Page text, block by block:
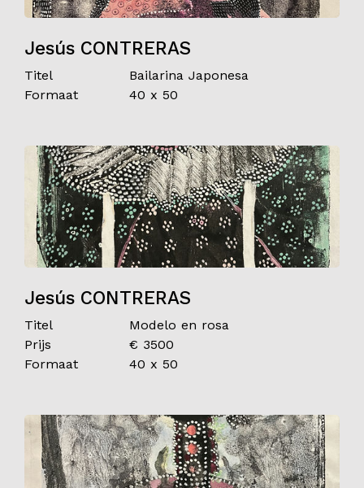
Jesús CONTRERAS
Titel
Bailarina Japonesa
Formaat
40 x 50
Jesús CONTRERAS
Titel
Modelo en rosa
Prijs
€ 3500
Formaat
40 x 50